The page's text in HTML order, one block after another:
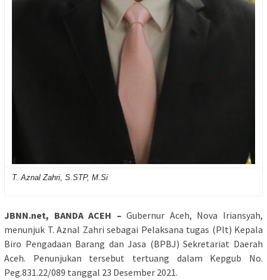
T. Aznal Zahri, S.STP, M.Si
JBNN.net, BANDA ACEH – Gubernur Aceh, Nova Iriansyah,
menunjuk T. Aznal Zahri sebagai Pelaksana tugas (Plt) Kepala
Biro Pengadaan Barang dan Jasa (BPBJ) Sekretariat Daerah
Aceh. Penunjukan tersebut tertuang dalam Kepgub No.
Peg.831.22/089 tanggal 23 Desember 2021.